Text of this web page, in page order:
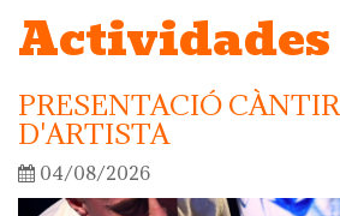
Actividades
PRESENTACIÓ
D'ARTISTA
04/08/2026